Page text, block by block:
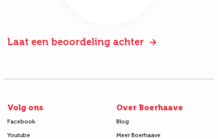
Laat een beoordeling achter
Volg ons
Facebook
Youtube
Over Boerhaave
Blog
Meer Boerhaave